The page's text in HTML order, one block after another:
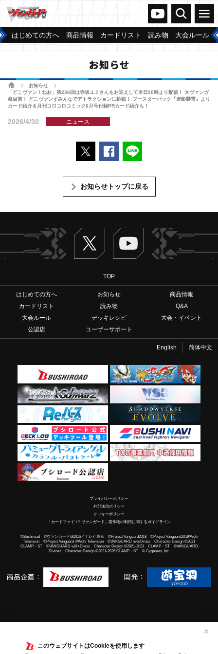
このウェブサイトはCookieを使用します
✕
ヴァンガードch
検索 メニュー
はじめての方へ 商品情報 カードリスト 読み物 大会ルール
お知らせ
ホームお知らせ
「どこヴァン！ねお」第236回は寺坂ユミさんをお迎えして本日20時より配信！ 大ヴァンガ
祭目前！ どこヴァンずみんなでアトラクションに挑戦！ ブースターパック『虚影襲雷』より
カード紹介＆月刊コロコロコミック6月号付録PRカード紹介も！
2026/4/30 ニュース
ポストするFacebookでシェアする
お知らせトップに戻る
Twitter ヴァンガードch
TOP
はじめての方へ お知らせ
商品情報
カードリスト
読み物
Q&A
大会ルール
デッキレシピ
大会・イベント
公認店
ユーザーサポート
English 简体中文
プライバシーポリシー
外部送信ポリシー
クッキーポリシー
「カードファイト!! ヴァンガード」著作物の利用に関するガイドライン
©Bushiroad ©ヴァンガードG2016／テレビ東京 ©Project Vanguard2018 ©Project Vanguard2019/Aichi
Television ©Project Vanguard if/Aichi Television ©VANGUARD overDress Character Design ©2021
CLAMP・ST ©VANGUARD will+Dress Character Design ©2021-2023 CLAMP・ST ©VANGUARD
Divinez Character Design ©2021-2026 CLAMP・ST © Cygames, Inc.